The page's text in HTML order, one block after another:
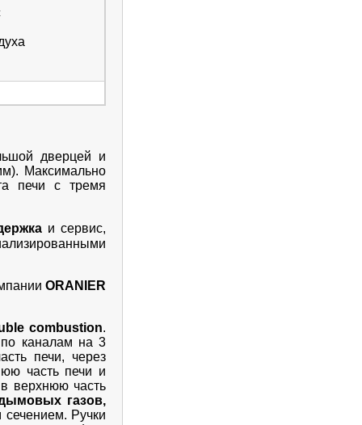
дверцей и
Максимально
печи с тремя
и сервис,
ORANIER
combustion.
по каналам на 3
печи, через
часть печи и
верхнюю часть
газов,
Ручки